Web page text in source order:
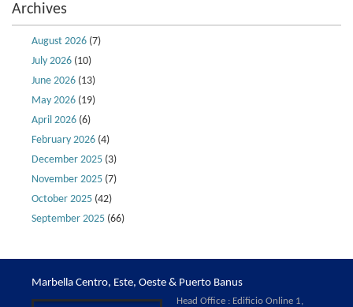
Archives
August 2026 (7)
July 2026 (10)
June 2026 (13)
May 2026 (19)
April 2026 (6)
February 2026 (4)
December 2025 (3)
November 2025 (7)
October 2025 (42)
September 2025 (66)
Marbella Centro, Este, Oeste & Puerto Banus
Head Office : Edificio Online 1,